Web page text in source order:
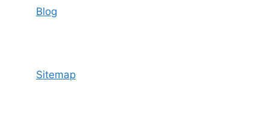
Blog
Sitemap